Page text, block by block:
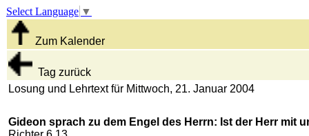
Select Language ▼
Zum Kalender
Tag zurück
Losung und Lehrtext für Mittwoch, 21. Januar 2004
Gideon sprach zu dem Engel des Herrn: Ist der Herr mit